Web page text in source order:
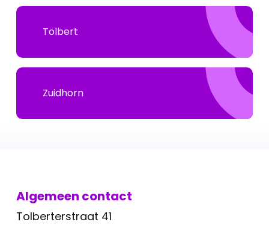
Tolbert
Zuidhorn
Algemeen contact
Tolberterstraat 41